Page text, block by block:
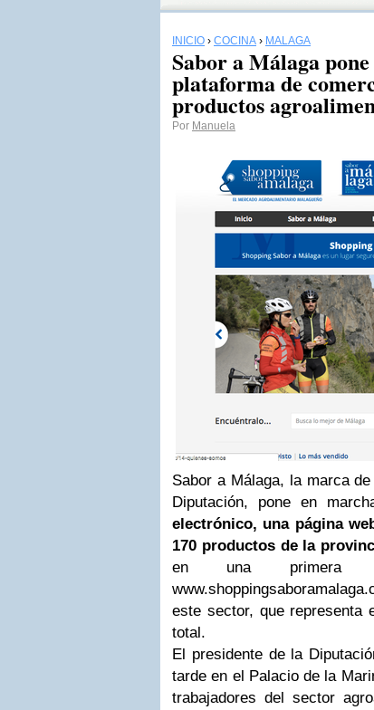
INICIO › COCINA › MÁLAGA
Sabor a Málaga
plataforma de
productos
Por Manuela
Sabor a Málaga, la marca
Diputación, pone en
electrónico, una página
170 productos de la
en una
este sector, que representa
total.
El presidente de la
tarde en el Palacio de la
trabajadores del sector